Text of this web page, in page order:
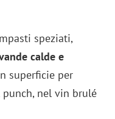
speziati,
calde e
superficie per
nel vin brulé